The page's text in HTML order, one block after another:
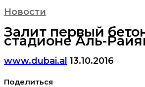
Новости
Залит первый
стадионе Аль-
www.dubai.al 13.10.2016
Поделиться